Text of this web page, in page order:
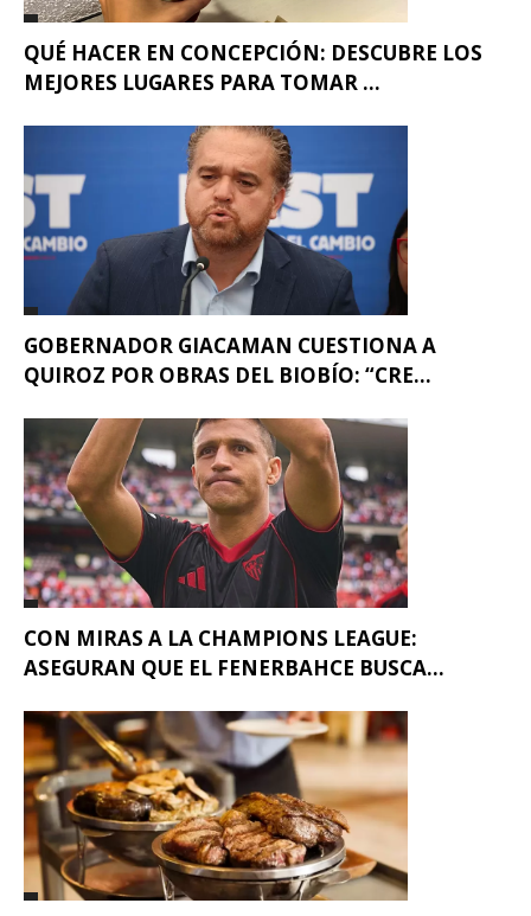
QUÉ HACER EN CONCEPCIÓN: DESCUBRE LOS
MEJORES LUGARES PARA TOMAR ...
GOBERNADOR GIACAMAN CUESTIONA A
QUIROZ POR OBRAS DEL BIOBÍO: “CRE...
CON MIRAS A LA CHAMPIONS LEAGUE:
ASEGURAN QUE EL FENERBAHCE BUSCA...